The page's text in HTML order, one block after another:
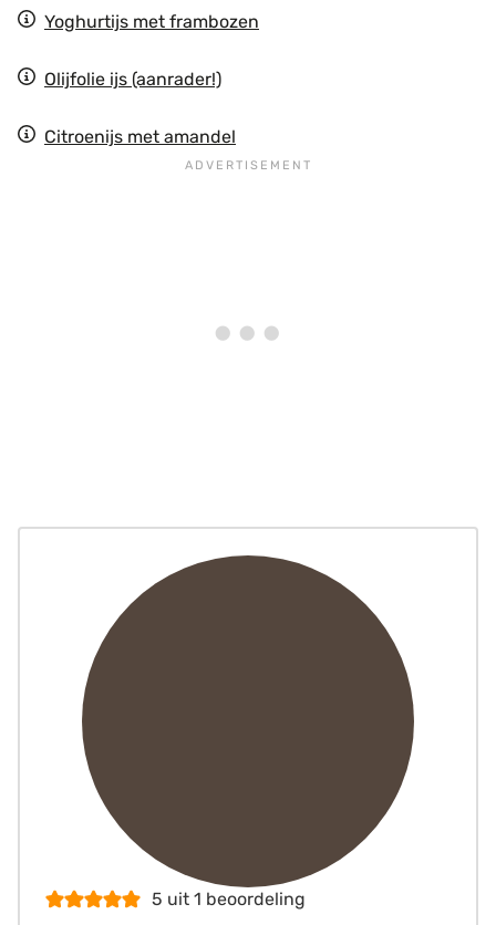
Yoghurtijs met frambozen
Olijfolie ijs (aanrader!)
Citroenijs met amandel
5 uit 1 beoordeling